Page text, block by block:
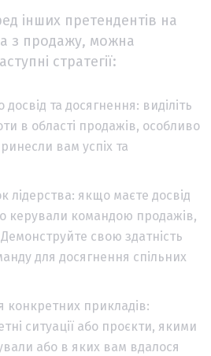
інших претендентів на
з продажу, можна
стратегії:
досвід та досягнення: виділіть
в області продажів, особливо
вам успіх та
лідерства: якщо маєте досвід
керували командою продажів,
свою здатність
для досягнення спільних
конкретних прикладів:
ситуації або проєкти, якими
або в яких вам вдалося